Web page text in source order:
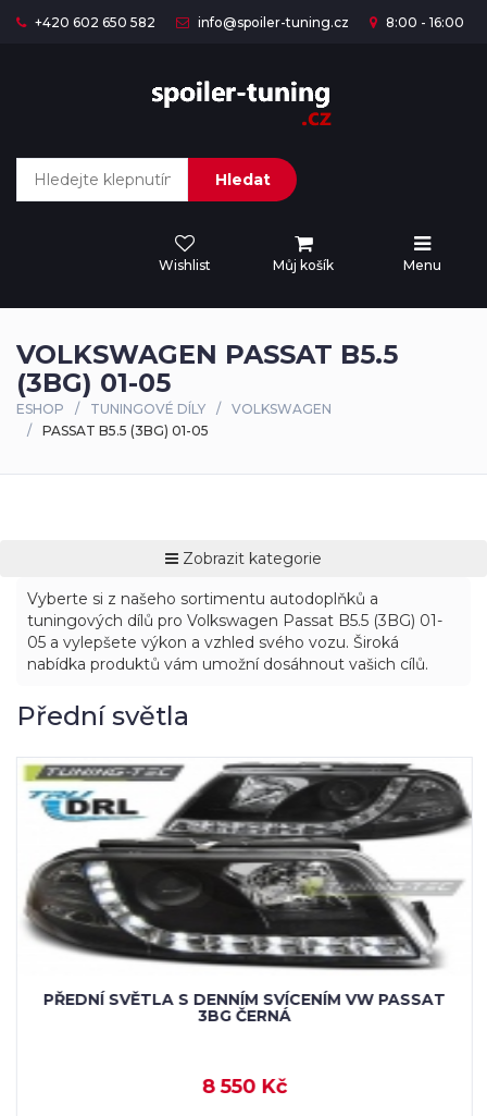
+420 602 650 582 info@spoiler-tuning.cz 8:00 - 16:00
Hledat
Wishlist Můj košík Menu
VOLKSWAGEN PASSAT B5.5
(3BG) 01-05
ESHOP TUNINGOVÉ DÍLY
VOLKSWAGEN
PASSAT B5.5 (3BG) 01-05
Zobrazit kategorie
Vyberte si z našeho sortimentu autodoplňků a
tuningových dílů pro Volkswagen Passat B5.5 (3BG) 01-
05 a vylepšete výkon a vzhled svého vozu. Široká
nabídka produktů vám umožní dosáhnout vašich cílů.
Přední světla
PŘEDNÍ SVĚTLA S DENNÍM SVÍCENÍM VW PASSAT
3BG ČERNÁ
8 550 Kč